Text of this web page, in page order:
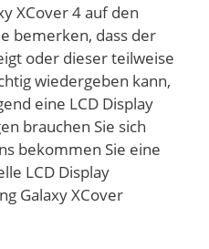
XCover 4 auf den
bemerken, dass der
oder dieser teilweise
wiedergeben kann,
eine LCD Display
brauchen Sie sich
bekommen Sie eine
LCD Display
Galaxy XCover